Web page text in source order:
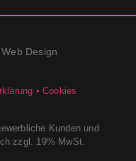
Design
• Cookies
Kunden und
zzgl. 19% MwSt.